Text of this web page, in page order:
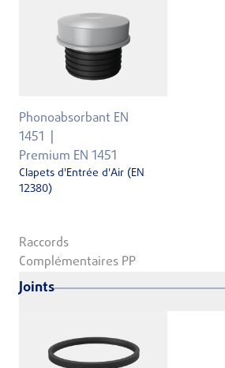
Phonoabsorbant EN
1451
Premium EN 1451
Clapets d'Entrée d'Air (EN
12380)
Raccords
Complémentaires PP
Joints